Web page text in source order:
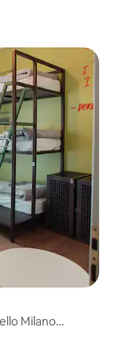
Milano